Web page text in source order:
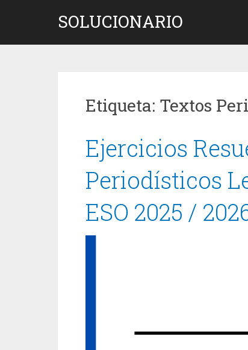
SOLUCIONARIO
Etiqueta: Textos
Ejercicios
Periodísticos
ESO 2025 /